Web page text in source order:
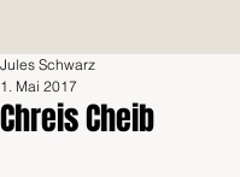
Chreis Cheib
Jules Schwarz
1. Mai 2017